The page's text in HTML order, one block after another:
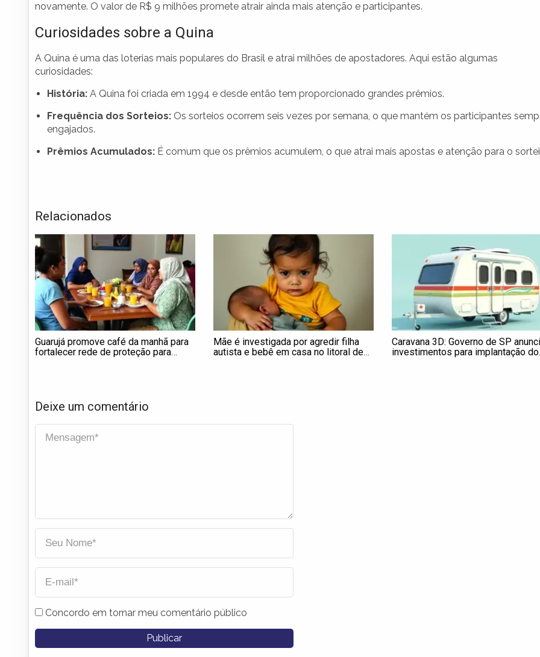
novamente. O valor de R$ 9 milhões promete atrair ainda mais atenção e participantes.
Curiosidades sobre a Quina
A Quina é uma das loterias mais populares do Brasil e atrai milhões de apostadores. Aqui estão algumas
curiosidades:
História: A Quina foi criada em 1994 e desde então tem proporcionado grandes prêmios.
Frequência dos Sorteios: Os sorteios ocorrem seis vezes por semana, o que mantém os participantes
engajados.
Prêmios Acumulados: É comum que os prêmios acumulem, o que atrai mais apostas e atenção para o
Relacionados
Guarujá promove café da manhã para
fortalecer rede de proteção para
Mãe é investigada por agredir filha
autista e bebê em casa no litoral de
Caravana 3D: Governo de SP
investimentos para implantação do
Deixe um comentário
Concordo em tornar meu comentário público